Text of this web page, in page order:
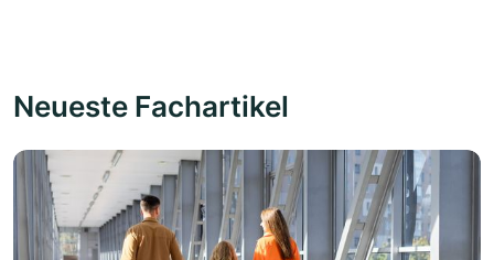
Neueste Fachartikel